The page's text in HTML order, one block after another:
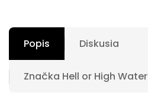
Popis Diskusia
Značka Hell or High Water